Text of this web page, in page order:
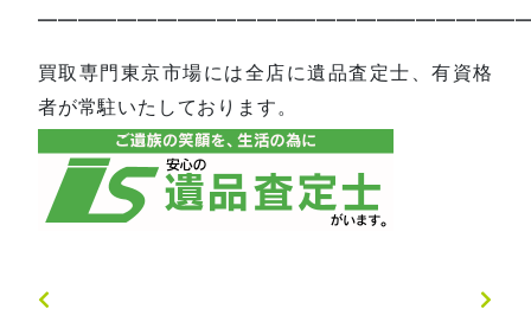
買取専門東京市場には全店に遺品査定士、有資格
者が常駐いたしております。